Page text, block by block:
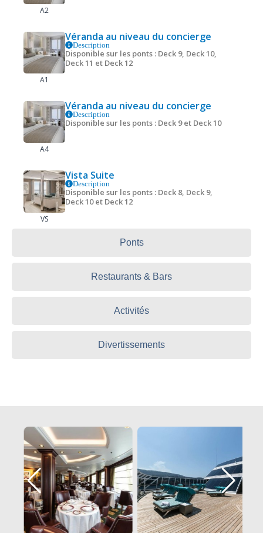
Ponts
Restaurants & Bars
Activités
Divertissements
A2
A1
Véranda au niveau du concierge
Description
Disponible sur les ponts : Deck 9, Deck 10,
Deck 11 et Deck 12
A4
Véranda au niveau du concierge
Description
Disponible sur les ponts : Deck 9 et Deck 10
VS
Vista Suite
Description
Disponible sur les ponts : Deck 8, Deck 9,
Deck 10 et Deck 12